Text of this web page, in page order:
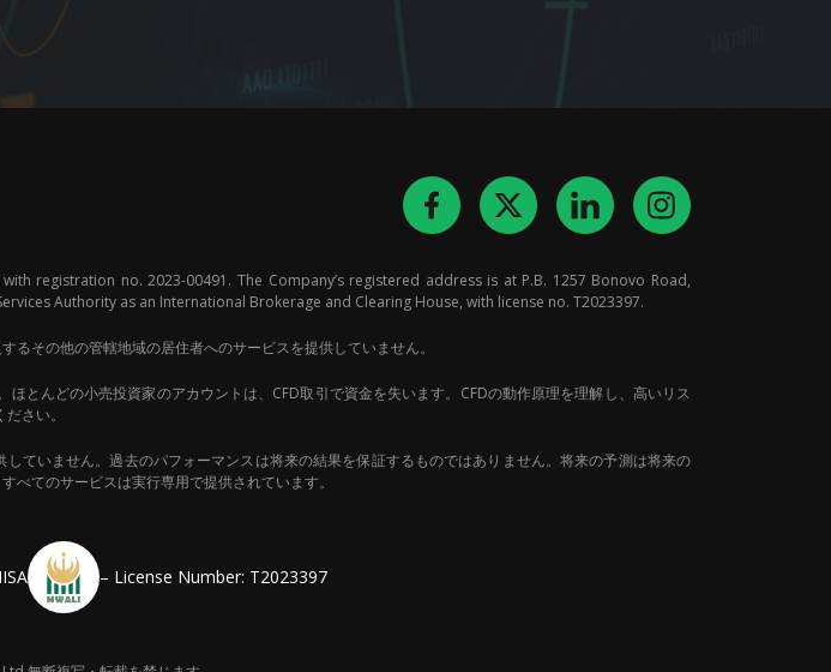
registration no. 2023-00491. The Company’s registered address is at P.B. 1257 Bonovo Road,
Authority as an International Brokerage and Clearing House, with license no. T2023397.
その他の管轄地域の居住者へのサービスを提供していません。
とんどの小売投資家のアカウントは、CFD取引で資金を失います。CFDの動作原理を理解し、高いリス
さい。
ていません。過去のパフォーマンスは将来の結果を保証するものではありません。将来の予測は将来の
てのサービスは実行専用で提供されています。
– License Number: T2023397